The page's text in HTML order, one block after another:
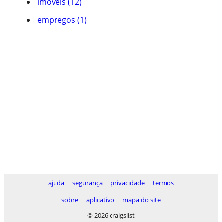
empregos (1)
ajuda segurança privacidade
termos
sobre
aplicativo
mapa do site
© 2026 craigslist